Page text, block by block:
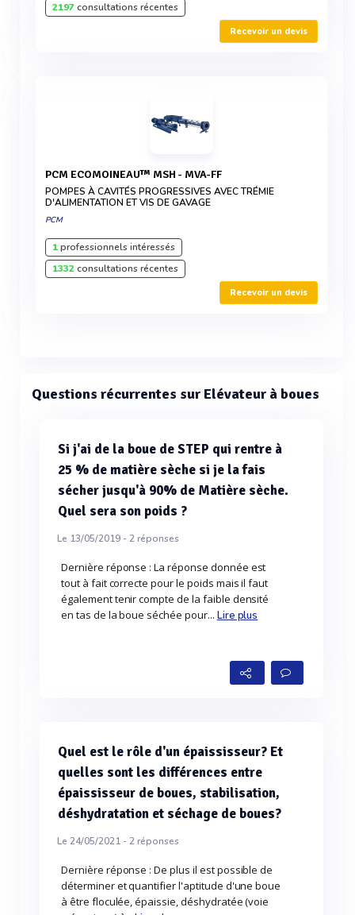
2197consultations récentes
Recevoir un devis
PCM ECOMOINEAU™ MSH - MVA-FF
POMPES À CAVITÉS PROGRESSIVES AVEC TRÉMIE
D'ALIMENTATION ET VIS DE GAVAGE
PCM
1professionnels intéressés
1332consultations récentes
Recevoir un devis
Questions récurrentes sur Elévateur à boues
Si j'ai de la boue de STEP qui rentre à
25 % de matière sèche si je la fais
sécher jusqu'à 90% de Matière sèche.
Quel sera son poids ?
Le 13/05/2019 -2réponses
Dernière réponse : La réponse donnée est
tout à fait correcte pour le poids mais il faut
également tenir compte de la faible densité
en tas de la boue séchée pour... Lire plus
Quel est le rôle d'un épaississeur? Et
quelles sont les différences entre
épaississeur de boues, stabilisation,
déshydratation et séchage de boues?
Le 24/05/2021 -2réponses
Dernière réponse : De plus il est possible de
déterminer et quantifier l'aptitude d'une boue
à être floculée, épaissie, déshydratée (voie